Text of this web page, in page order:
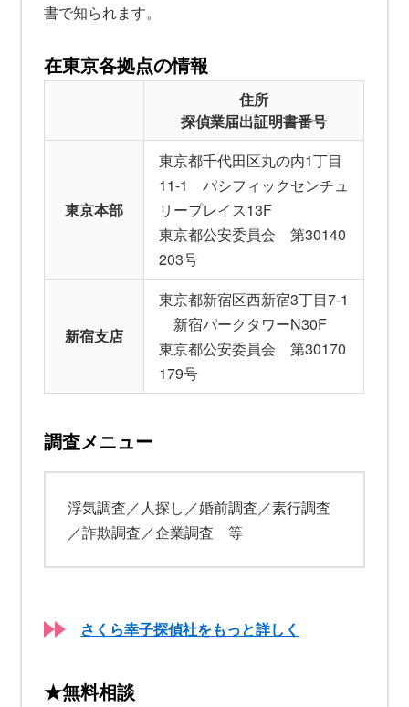
書で知られます。
在東京各拠点の情報
住所
探偵業届出証明書番号
東京本部
東京都千代田区丸の内1丁目
11-1 パシフィックセンチュ
リープレイス13F
東京都公安委員会 第30140
203号
新宿支店
東京都新宿区西新宿3丁目7-1
新宿パークタワーN30F
東京都公安委員会 第30170
179号
調査メニュー
浮気調査／人探し／婚前調査／素行調査
／詐欺調査／企業調査 等
さくら幸子探偵社をもっと詳しく
★無料相談